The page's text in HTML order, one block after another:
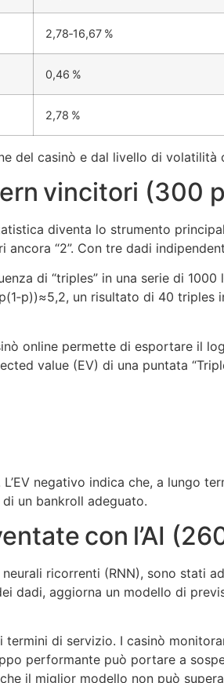
2,78‑16,67 %
0,46 %
2,78 %
del casinò e dal livello di volatilità
vincitori (300
diventa lo strumento
“2”. Con tre dadi
di “triples” in una serie di
un risultato di 40
online permette di esportare il
value (EV) di una puntata
negativo indica che, a lungo
un bankroll adeguato.
con l’AI
ricorrenti (RNN), sono stati
dadi, aggiorna un modello di
di servizio. I casinò
performante può portare a
il miglior modello non può